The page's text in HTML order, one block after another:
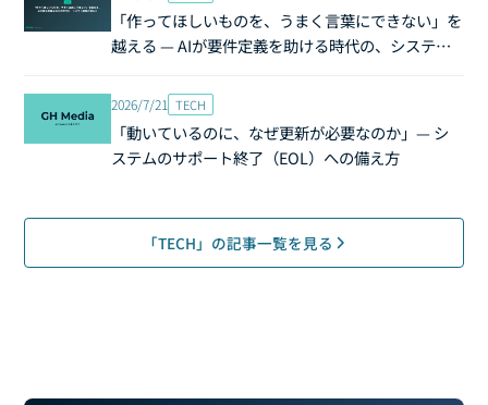
「作ってほしいものを、うまく言葉にできない」を
越える — AIが要件定義を助ける時代の、システム
2026/7/21 TECH
「動いているのに、なぜ更新が必要なのか」— シ
ステムのサポート終了（EOL）への備え方
「TECH」の記事一覧を見る